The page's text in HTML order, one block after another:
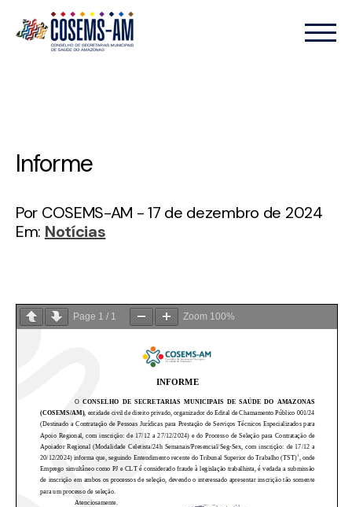
Informe
Por COSEMS-AM - 17 de dezembro de 2024
Em: Notícias
Page 1 / 1 Zoom 100%